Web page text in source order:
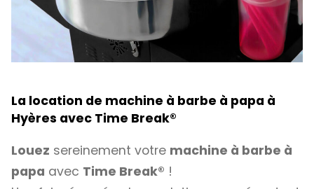
La location de machine à barbe à papa à
Hyères avec Time Break®
Louez sereinement votre machine à barbe à
papa avec Time Break® !